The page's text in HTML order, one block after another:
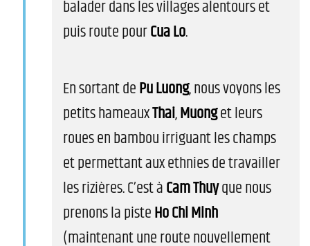
balader dans les villages alentours et
puis route pourCua Lo.
En sortant dePu Luong, nous voyons les
petits hameauxThai,Muonget leurs
roues en bambou irriguant les champs
et permettant aux ethnies de travailler
les rizières. C’est àCam Thuyque nous
prenons la pisteHo Chi Minh
(maintenant une route nouvellement